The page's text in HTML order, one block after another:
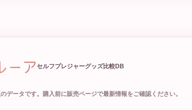
セルフプレジャーグッズ比較DB
データです。購入前に販売ページで最新情報をご確認ください。